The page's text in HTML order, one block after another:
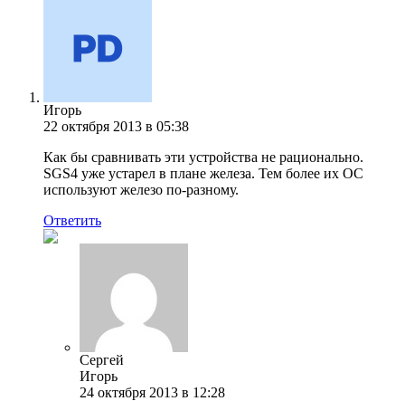
Игорь
22 октября 2013 в 05:38
Как бы сравнивать эти устройства не рационально.
SGS4 уже устарел в плане железа. Тем более их ОС
используют железо по-разному.
Ответить
Сергей
Игорь
24 октября 2013 в 12:28